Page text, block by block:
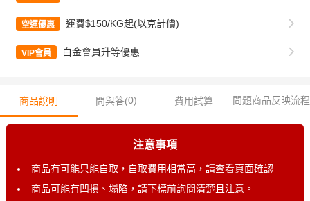
空運優惠 運費$150/KG起(以克計價)
VIP會員 白金會員升等優惠
商品說明 問與答(0) 費用試算 問題商品反映流程
注意事項
商品有可能只能自取，自取費用相當高，請查看頁面確認
商品可能有凹損、塌陷，請下標前詢問清楚且注意。